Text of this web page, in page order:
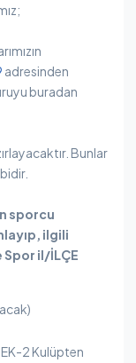
adresinden
buradan
Bunlar
sporcu
ilgili
Spor il/İLÇE
EK-2 Kulüpten